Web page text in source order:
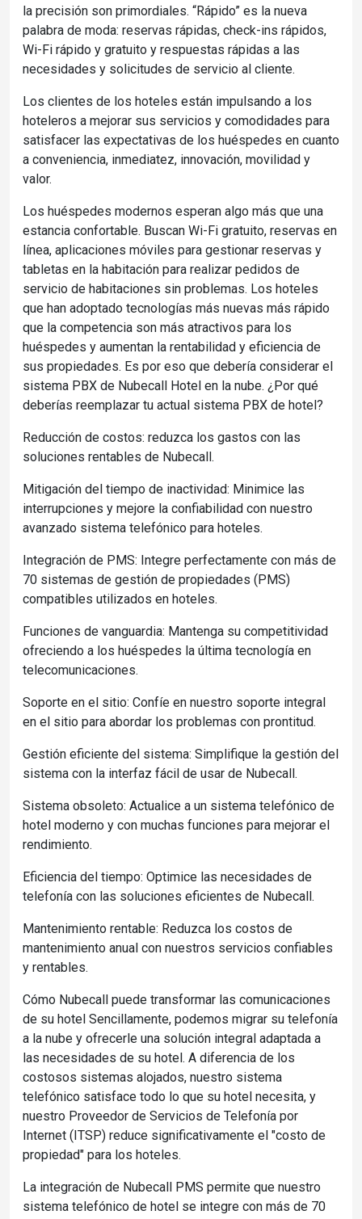
la precisión son primordiales. “Rápido” es la nueva
palabra de moda: reservas rápidas, check-ins rápidos,
Wi-Fi rápido y gratuito y respuestas rápidas a las
necesidades y solicitudes de servicio al cliente.
Los clientes de los hoteles están impulsando a los
hoteleros a mejorar sus servicios y comodidades para
satisfacer las expectativas de los huéspedes en cuanto
a conveniencia, inmediatez, innovación, movilidad y
valor.
Los huéspedes modernos esperan algo más que una
estancia confortable. Buscan Wi-Fi gratuito, reservas en
línea, aplicaciones móviles para gestionar reservas y
tabletas en la habitación para realizar pedidos de
servicio de habitaciones sin problemas. Los hoteles
que han adoptado tecnologías más nuevas más rápido
que la competencia son más atractivos para los
huéspedes y aumentan la rentabilidad y eficiencia de
sus propiedades. Es por eso que debería considerar el
sistema PBX de Nubecall Hotel en la nube. ¿Por qué
deberías reemplazar tu actual sistema PBX de hotel?
Reducción de costos: reduzca los gastos con las
soluciones rentables de Nubecall.
Mitigación del tiempo de inactividad: Minimice las
interrupciones y mejore la confiabilidad con nuestro
avanzado sistema telefónico para hoteles.
Integración de PMS: Integre perfectamente con más de
70 sistemas de gestión de propiedades (PMS)
compatibles utilizados en hoteles.
Funciones de vanguardia: Mantenga su competitividad
ofreciendo a los huéspedes la última tecnología en
telecomunicaciones.
Soporte en el sitio: Confíe en nuestro soporte integral
en el sitio para abordar los problemas con prontitud.
Gestión eficiente del sistema: Simplifique la gestión del
sistema con la interfaz fácil de usar de Nubecall.
Sistema obsoleto: Actualice a un sistema telefónico de
hotel moderno y con muchas funciones para mejorar el
rendimiento.
Eficiencia del tiempo: Optimice las necesidades de
telefonía con las soluciones eficientes de Nubecall.
Mantenimiento rentable: Reduzca los costos de
mantenimiento anual con nuestros servicios confiables
y rentables.
Cómo Nubecall puede transformar las comunicaciones
de su hotel Sencillamente, podemos migrar su telefonía
a la nube y ofrecerle una solución integral adaptada a
las necesidades de su hotel. A diferencia de los
costosos sistemas alojados, nuestro sistema
telefónico satisface todo lo que su hotel necesita, y
nuestro Proveedor de Servicios de Telefonía por
Internet (ITSP) reduce significativamente el "costo de
propiedad" para los hoteles.
La integración de Nubecall PMS permite que nuestro
sistema telefónico de hotel se integre con más de 70